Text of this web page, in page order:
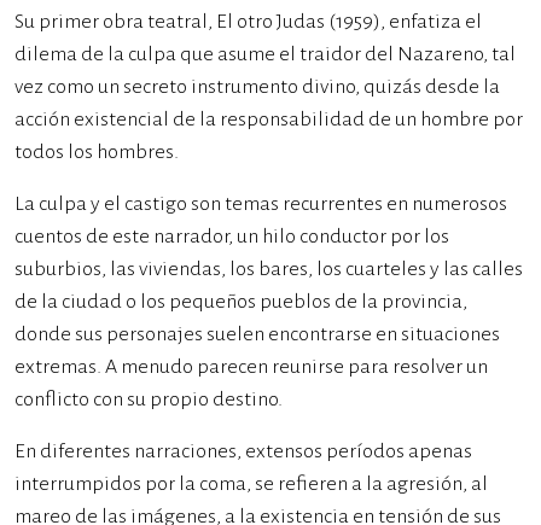
Su primer obra teatral, El otro Judas (1959), enfatiza el
dilema de la culpa que asume el traidor del Nazareno, tal
vez como un secreto instrumento divino, quizás desde la
acción existencial de la responsabilidad de un hombre por
todos los hombres.
La culpa y el castigo son temas recurrentes en numerosos
cuentos de este narrador, un hilo conductor por los
suburbios, las viviendas, los bares, los cuarteles y las calles
de la ciudad o los pequeños pueblos de la provincia,
donde sus personajes suelen encontrarse en situaciones
extremas. A menudo parecen reunirse para resolver un
conflicto con su propio destino.
En diferentes narraciones, extensos períodos apenas
interrumpidos por la coma, se refieren a la agresión, al
mareo de las imágenes, a la existencia en tensión de sus